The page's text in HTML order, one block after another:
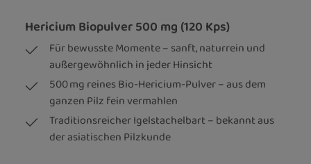
Hericium Biopulver 500 mg (120 Kps)
Für bewusste Momente – sanft, naturrein und
außergewöhnlich in jeder Hinsicht
500 mg reines Bio-Hericium-Pulver – aus dem
ganzen Pilz fein vermahlen
Traditionsreicher Igelstachelbart – bekannt aus
der asiatischen Pilzkunde